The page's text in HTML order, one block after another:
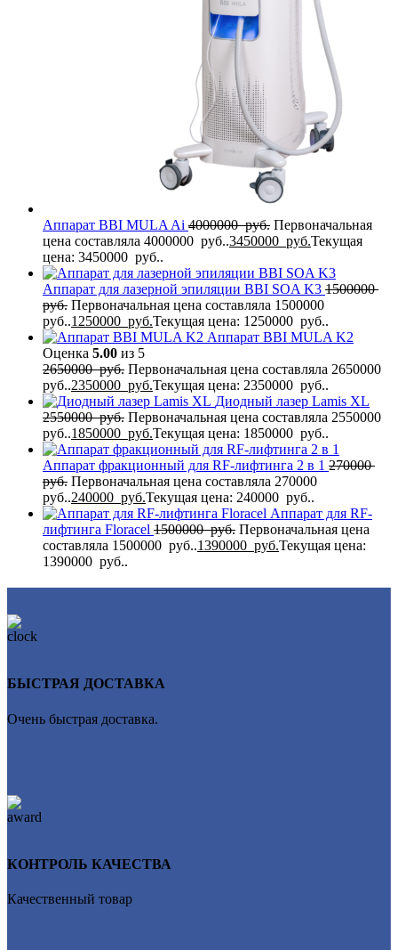
Аппарат BBI MULA Ai 4000000руб. Первоначальная
цена составляла 4000000 руб..3450000 руб.Текущая
цена: 3450000 руб..
Аппарат для лазерной эпиляции BBI SOA K3 1500000
руб. Первоначальная цена составляла 1500000
руб..1250000 руб.Текущая цена: 1250000 руб..
Аппарат BBI MULA K2
Оценка 5.00 из 5
2650000руб. Первоначальная цена составляла 2650000
руб..2350000 руб.Текущая цена: 2350000 руб..
Диодный лазер Lamis XL
2550000руб. Первоначальная цена составляла 2550000
руб..1850000 руб.Текущая цена: 1850000 руб..
Аппарат фракционный для RF-лифтинга 2 в 1 270000
руб. Первоначальная цена составляла 270000
руб..240000 руб.Текущая цена: 240000 руб..
Аппарат для RF-
лифтинга Flоrасеl 1500000руб. Первоначальная цена
составляла 1500000 руб..1390000 руб.Текущая цена:
1390000 руб..
БЫСТРАЯ ДОСТАВКА
Очень быстрая доставка.
КОНТРОЛЬ КАЧЕСТВА
Качественный товар